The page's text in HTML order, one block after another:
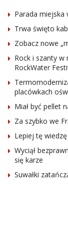
Parada miejska
Trwa święto
Zobacz nowe
Rock i szanty w
RockWater
placówkach
Miał być pellet
Za szybko we
Lepiej tę
Wyciął
się karze
Suwałki